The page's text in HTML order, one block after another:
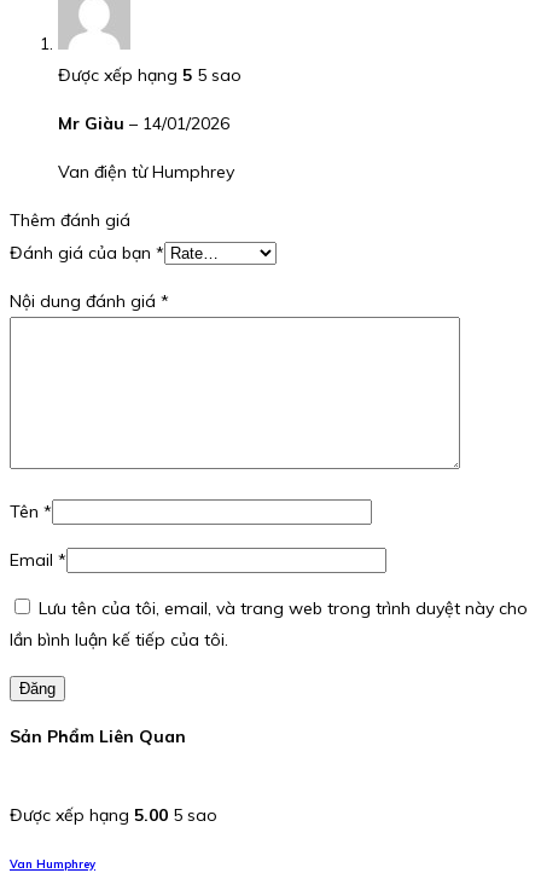
Được xếp hạng 5 5 sao
Mr Giàu – 14/01/2026
Van điện từ Humphrey
Thêm đánh giá
Đánh giá của bạn *
Nội dung đánh giá *
Tên *
Email *
Lưu tên của tôi, email, và trang web trong trình duyệt này cho
lần bình luận kế tiếp của tôi.
Đăng
Sản Phẩm Liên Quan
Được xếp hạng 5.00 5 sao
Van Humphrey